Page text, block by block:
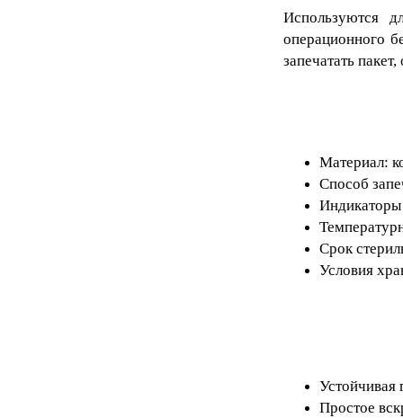
Используются
операционного
запечатать
Материал:
Способ
Индикаторы
Срок
Условия
Устойчивая
Простое